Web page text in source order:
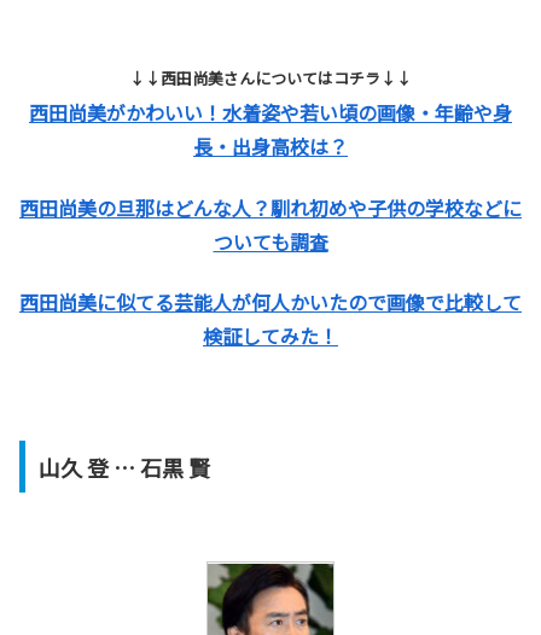
↓↓西田尚美さんについてはコチラ↓↓
西田尚美がかわいい！水着姿や若い頃の画像・年齢や身
長・出身高校は？
西田尚美の旦那はどんな人？馴れ初めや子供の学校などに
ついても調査
西田尚美に似てる芸能人が何人かいたので画像で比較して
検証してみた！
山久 登 … 石黒 賢